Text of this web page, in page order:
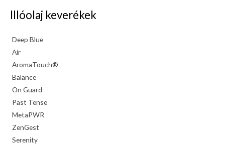
Illóolaj keverékek
Deep Blue
Air
AromaTouch®
Balance
On Guard
Past Tense
MetaPWR
ZenGest
Serenity